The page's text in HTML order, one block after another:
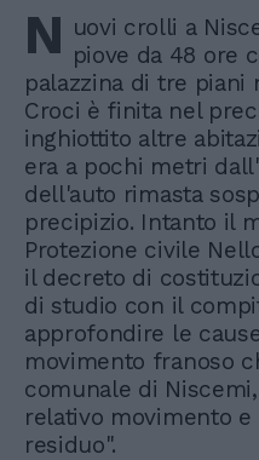
N uovi crolli a
piove da 48 ore
palazzina di tre piani
Croci è finita nel
inghiottito altre
era a pochi metri
dell'auto rimasta
precipizio. Intanto il
Protezione civile
il decreto di
di studio con il
approfondire le
movimento franoso
comunale di
relativo movimento
residuo''.